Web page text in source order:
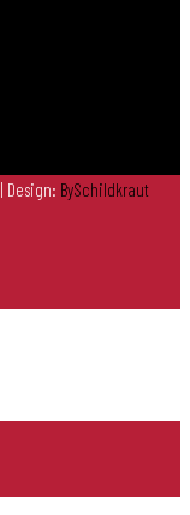
| Design: BySchildkraut